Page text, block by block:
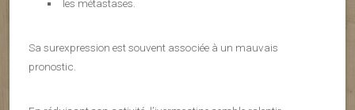
les métastases.
Sa surexpression est souvent associée à un mauvais
pronostic.